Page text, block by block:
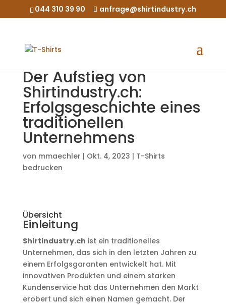
044 310 39 90 anfrage@shirtindustry.ch
Der Aufstieg von
Shirtindustry.ch:
Erfolgsgeschichte eines
traditionellen
Unternehmens
von mmaechler | Okt. 4, 2023 | T-Shirts
bedrucken
Übersicht
Einleitung
Shirtindustry.ch ist ein traditionelles
Unternehmen, das sich in den letzten Jahren zu
einem Erfolgsgaranten entwickelt hat. Mit
innovativen Produkten und einem starken
Kundenservice hat das Unternehmen den Markt
erobert und sich einen Namen gemacht. Der